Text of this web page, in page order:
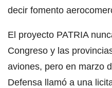
decir fomento
El proyecto PATRIA
Congreso y las
aviones, pero en marzo
Defensa llamó a una